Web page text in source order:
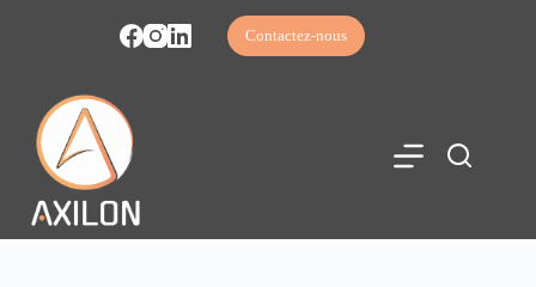
Contactez-nous